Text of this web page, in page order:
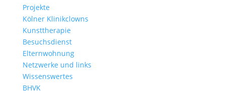
Projekte
Kölner Klinikclowns
Kunsttherapie
Besuchsdienst
Elternwohnung
Netzwerke und links
Wissenswertes
BHVK